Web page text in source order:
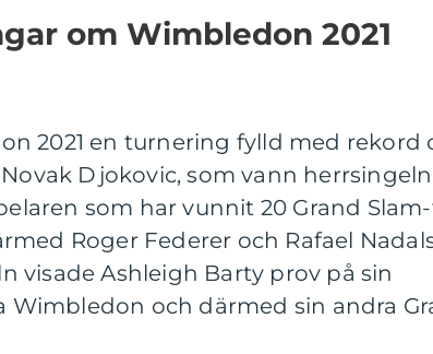
om Wimbledon 2021
2021 en turnering fylld med rekord
Djokovic, som vann
som har vunnit 20 Grand
Roger Federer och Rafael
visade Ashleigh Barty prov på sin
och därmed sin andra